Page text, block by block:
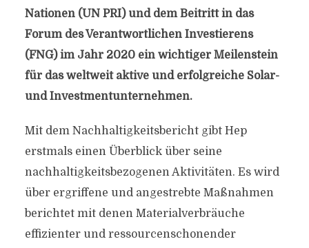
Nationen (UN PRI) und dem Beitritt in das
Forum des Verantwortlichen Investierens
(FNG) im Jahr 2020 ein wichtiger Meilenstein
für das weltweit aktive und erfolgreiche Solar-
und Investmentunternehmen.
Mit dem Nachhaltigkeitsbericht gibt Hep
erstmals einen Überblick über seine
nachhaltigkeitsbezogenen Aktivitäten. Es wird
über ergriffene und angestrebte Maßnahmen
berichtet mit denen Materialverbräuche
effizienter und ressourcenschonender